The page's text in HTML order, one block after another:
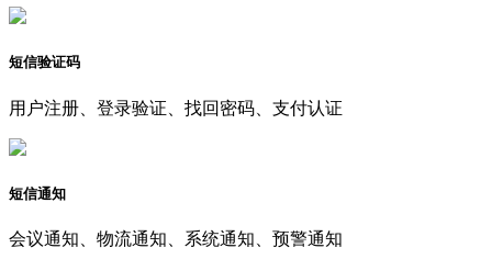
短信验证码
用户注册、登录验证、找回密码、支付认证
短信通知
会议通知、物流通知、系统通知、预警通知